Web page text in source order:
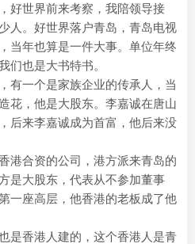
好世界前来考察，我陪领导接
人。好世界落户青岛，青岛电视
当年也算是一件大事。单位年终
们也是大书特书。
有一个是家族企业的传承人，当
花，他是大股东。李嘉诚在唐山
后来李嘉诚成为首富，他后来没
港合资的公司，港方派来青岛的
是大股东，代表从不参加董事
一座高层，他香港的老板成了他
是香港人建的，这个香港人是青